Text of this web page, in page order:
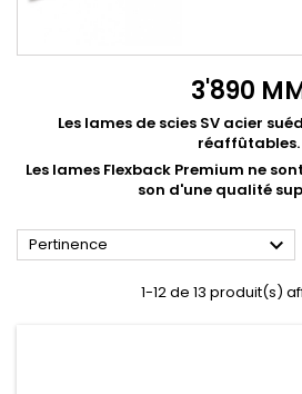
3'890
Les lames de scies SV acier
réaffûtables.
Les lames Flexback Premium ne
son d'une qualité
Pertinence 
1-12 de 13 produit(s)